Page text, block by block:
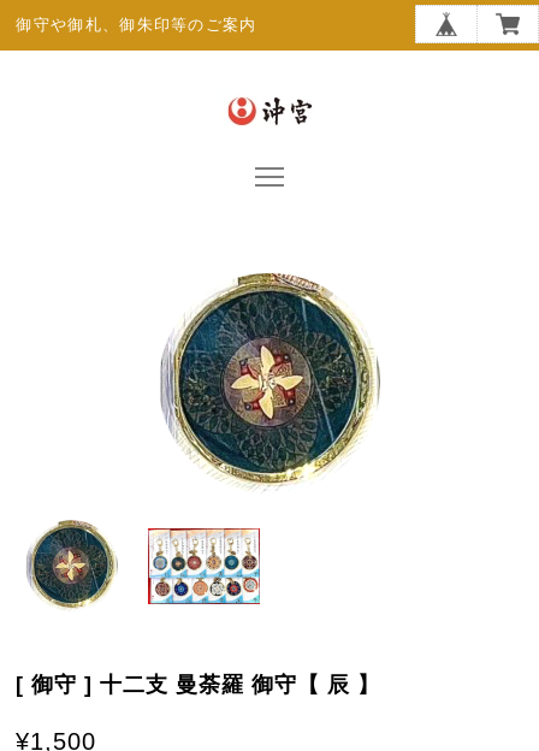
御守や御札、御朱印等のご案内
[ 御守 ] 十二支 曼荼羅 御守【 辰 】
¥1,500